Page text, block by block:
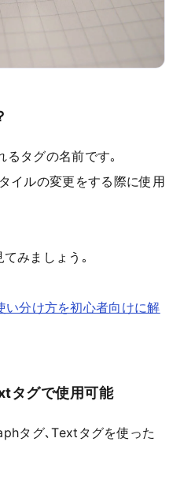
タグの名前です｡
イルの変更をする際に使用
てみましょう｡
分け方を初心者向けに解
タグで使用可能
タグ､Textタグを使った